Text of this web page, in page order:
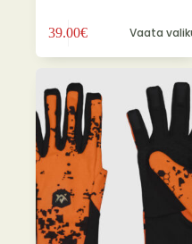
39.00€ Vaata
tootel
Valikuid
saab
teha
tootelehel.